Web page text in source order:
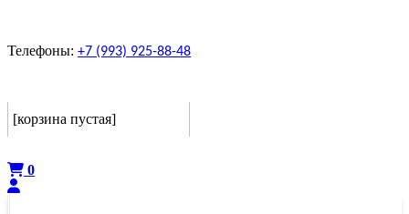
Телефоны: +7 (993) 925-88-48
[корзина пустая]
0